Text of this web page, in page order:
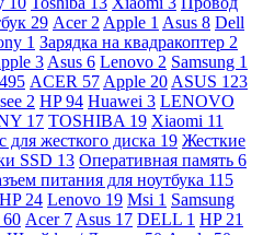
29 Acer 2 Apple 1 Asus 8 Dell
1 Зарядка на квадракоптер 2
3 Asus 6 Lenovo 2 Samsung 1
495 ACER 57 Apple 20 ASUS 123
2 HP94 Huawei 3 LENOVO
17 TOSHIBA 19 Xiaomi 11
для жесткого диска 19 Жесткие
SSD 13 Оперативная память 6
питания для ноутбука 115
HP 24 Lenovo 19 Msi 1 Samsung
60 Acer 7 Asus 17 DELL 1 HP 21